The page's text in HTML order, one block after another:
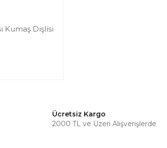
Kumaş Dişlisi
Ücretsiz Kargo
2000 TL ve Üzeri Alışverişlerde